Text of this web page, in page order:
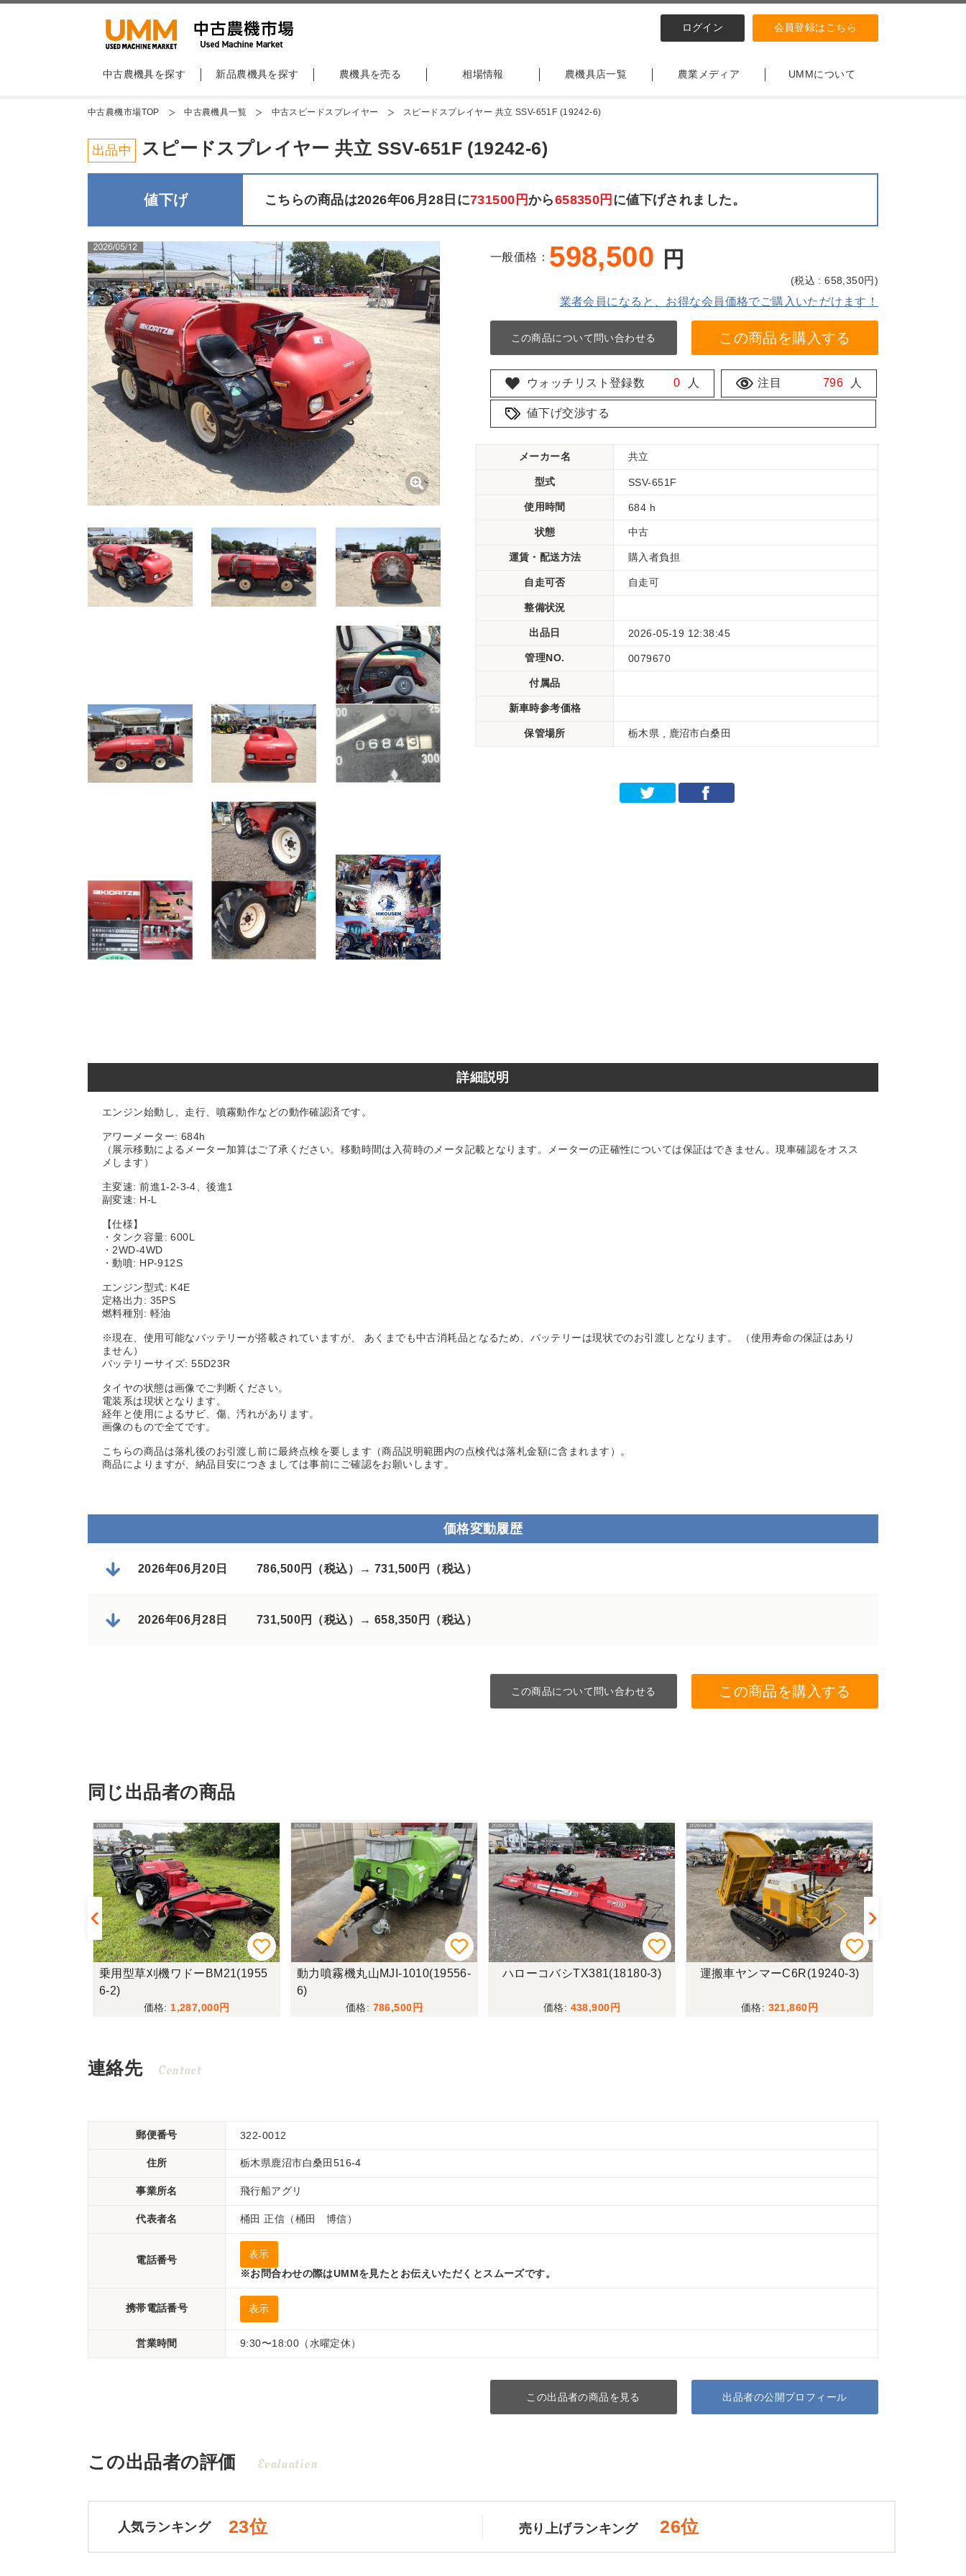
ログイン 会員登録はこちら
中古農機具を探す 新品農機具を探す 農機具を売る 相場情報 農機具店一覧 農業メディア UMMについて
中古農機市場TOP 中古農機具一覧 中古スピードスプレイヤー スピードスプレイヤー 共立 SSV-651F (19242-6)
出品中 スピードスプレイヤー 共立 SSV-651F (19242-6)
値下げ こちらの商品は2026年06月28日に731500円から658350円 に値下げされました。
一般価格： 598,500 円
(税込 : 658,350円)
業者会員になると、お得な会員価格でご購入いただけます！
この商品について問い合わせる この商品を購入する
ウォッチリスト登録数 0 人 注目 796 人
値下げ交渉する
メーカー名 共立
型式 SSV-651F
使用時間 684 h
状態 中古
運賃・配送方法 購入者負担
自走可否 自走可
整備状況
出品日 2026-05-19 12:38:45
管理NO. 0079670
付属品
新車時参考価格
保管場所 栃木県 , 鹿沼市白桑田
詳細説明
エンジン始動し、走行、噴霧動作などの動作確認済です。
アワーメーター: 684h
（展示移動によるメーター加算はご了承ください。移動時間は入荷時のメータ記載となります。メーターの正確性については保証はできません。現車確認をオスス
メします）
主変速: 前進1-2-3-4、後進1
副変速: H-L
【仕様】
・タンク容量: 600L
・2WD-4WD
・動噴: HP-912S
エンジン型式: K4E
定格出力: 35PS
燃料種別: 軽油
※現在、使用可能なバッテリーが搭載されていますが、 あくまでも中古消耗品となるため、バッテリーは現状でのお引渡しとなります。 （使用寿命の保証はあり
ません）
バッテリーサイズ: 55D23R
タイヤの状態は画像でご判断ください。
電装系は現状となります。
経年と使用によるサビ、傷、汚れがあります。
画像のもので全てです。
こちらの商品は落札後のお引渡し前に最終点検を要します（商品説明範囲内の点検代は落札金額に含まれます）。
商品によりますが、納品目安につきましては事前にご確認をお願いします。
価格変動履歴
2026年06月20日 786,500円（税込）→ 731,500円（税込）
2026年06月28日 731,500円（税込）→ 658,350円（税込）
この商品について問い合わせる この商品を購入する
同じ出品者の商品
乗用型草刈機ワドーBM21(1955
6-2)
1,287,000
動力噴霧機丸山MJI-1010(19556-
6)
786,500
ハローコバシTX381(18180-3)
438,900
運搬車ヤンマーC6R(19240-3)
321,860
連絡先 Contact
郵便番号 322-0012
住所 栃木県鹿沼市白桑田516-4
事業所名 飛行船アグリ
代表者名 桶田 正信（桶田 博信）
電話番号
表示
※お問合わせの際はUMMを見たとお伝えいただくとスムーズです。
携帯電話番号 表示
営業時間 9:30〜18:00（水曜定休）
この出品者の商品を見る 出品者の公開プロフィール
この出品者の評価 Evaluation
人気ランキング 23位 売り上げランキング 26位